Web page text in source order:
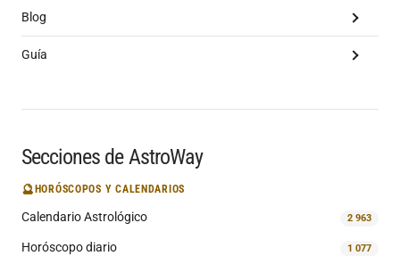
Blog
Guía
Secciones de AstroWay
🔮HORÓSCOPOS Y CALENDARIOS
Calendario Astrológico 2 963
Horóscopo diario 1 077